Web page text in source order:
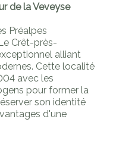
de la Veveyse
Préalpes
Crêt-près-
alliant
Cette localité
avec les
pour former la
son identité
d'une